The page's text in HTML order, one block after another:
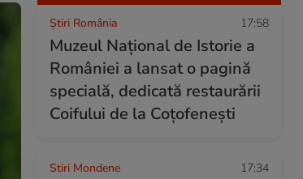
Știri România 17:58
Muzeul Național de Istorie a
României a lansat o pagină
specială, dedicată restaurării
Coifului de la Coțofenești
Stiri Mondene 17:34